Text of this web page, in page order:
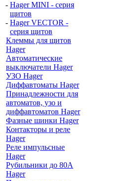
- Hager MINI - серия
щитов
- Hager VECTOR -
серия щитов
Клеммы для щитов
Hager
Автоматические
выключатели Hager
УЗО Hager
Диффавтоматы Hager
Принадлежности для
автоматов, узо и
диффавтоматов Hager
Фазные шинки Hager
Контакторы и реле
Hager
Реле импульсные
Hager
Рубильники до 80А
Hager